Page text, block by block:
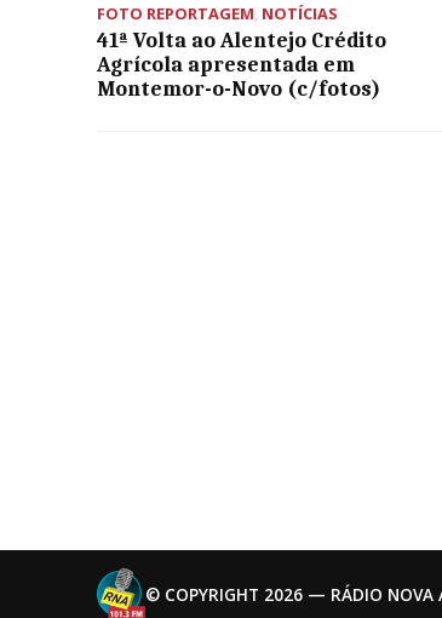
FOTO REPORTAGEM, NOTÍCIAS
41ª Volta ao Alentejo Crédito
Agrícola apresentada em
Montemor-o-Novo (c/fotos)
© COPYRIGHT 2026 — RÁDIO NOVA